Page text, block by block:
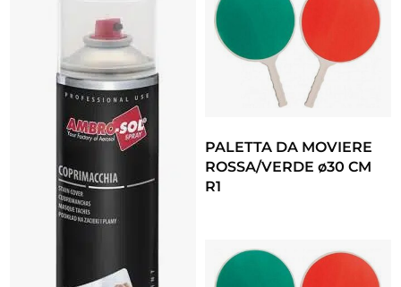
PALETTA DA MOVIERE
ROSSA/VERDE ø30 CM
R1